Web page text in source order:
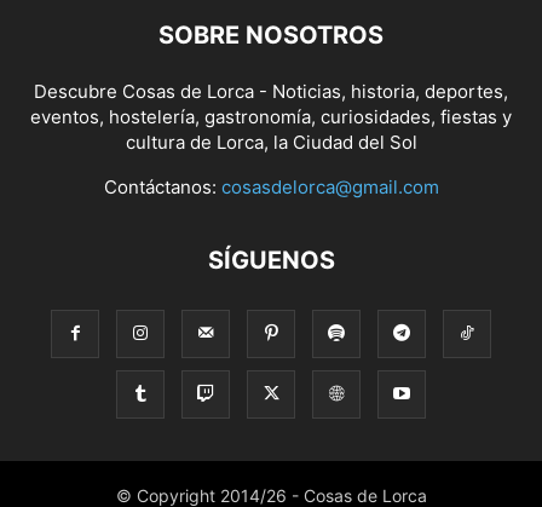
SOBRE NOSOTROS
Descubre Cosas de Lorca - Noticias, historia, deportes,
eventos, hostelería, gastronomía, curiosidades, fiestas y
cultura de Lorca, la Ciudad del Sol
Contáctanos: cosasdelorca@gmail.com
SÍGUENOS
© Copyright 2014/26 - Cosas de Lorca